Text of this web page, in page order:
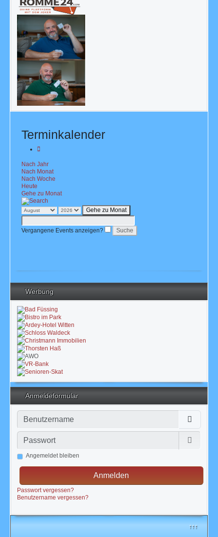
↑↑↑
Werbung
Anmeldeformular
Benutzername
Passwort
Angemeldet bleiben
Anmelden
Passwort vergessen?
Benutzername vergessen?
Terminkalender
Nach Jahr
Nach Monat
Nach Woche
Heute
Gehe zu Monat
Gehe zu Monat
Vergangene Events anzeigen?